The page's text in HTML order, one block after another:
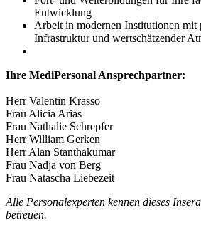
Entwicklung
Arbeit in modernen Institutionen mit
Infrastruktur und wertschätzender
Ihre MediPersonal Ansprechpartner:
Herr Valentin Krasso
Frau Alicia Arias
Frau Nathalie Schrepfer
Herr William Gerken
Herr Alan Stanthakumar
Frau Nadja von Berg
Frau Natascha Liebezeit
Alle Personalexperten kennen dieses
betreuen.